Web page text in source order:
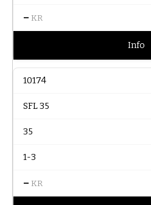
– KR
Info
10174
SFL 35
35
1-3
– KR